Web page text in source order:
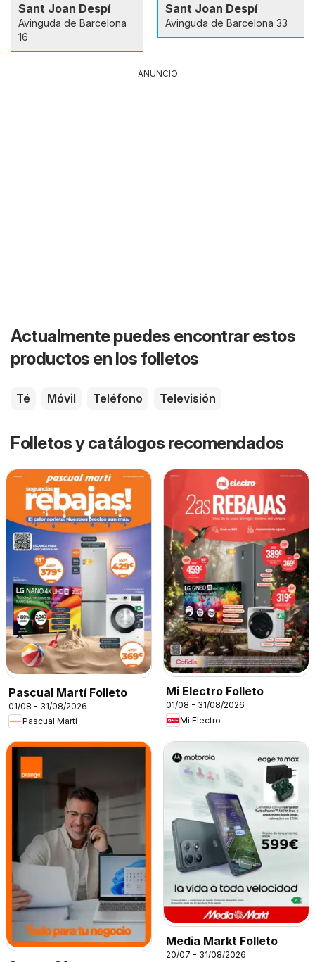
Sant Joan Despí
Avinguda de Barcelona
16
Sant Joan Despí
Avinguda de Barcelona 33
ANUNCIO
Actualmente puedes encontrar estos
productos en los folletos
Té Móvil Teléfono Televisión
Folletos y catálogos recomendados
Pascual Martí Folleto
01/08 - 31/08/2026
Pascual Martí
Mi Electro Folleto
01/08 - 31/08/2026
Mi Electro
Media Markt Folleto
20/07 - 31/08/2026